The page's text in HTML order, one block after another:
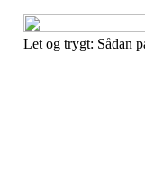
Let og trygt: Sådan